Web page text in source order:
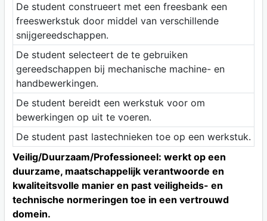
De student construeert met een freesbank een
freeswerkstuk door middel van verschillende
snijgereedschappen.
De student selecteert de te gebruiken
gereedschappen bij mechanische machine- en
handbewerkingen.
De student bereidt een werkstuk voor om
bewerkingen op uit te voeren.
De student past lastechnieken toe op een werkstuk.
Veilig/Duurzaam/Professioneel: werkt op een
duurzame, maatschappelijk verantwoorde en
kwaliteitsvolle manier en past veiligheids- en
technische normeringen toe in een vertrouwd
domein.